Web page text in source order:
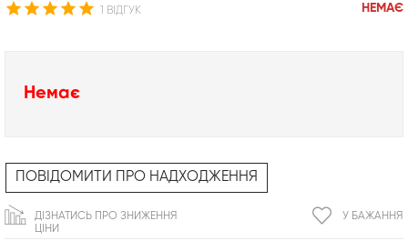
1 ВІДГУК НЕМАЄ
Немає
ПОВІДОМИТИ ПРО НАДХОДЖЕННЯ
У БАЖАННЯ
ДІЗНАТИСЬ ПРО ЗНИЖЕННЯ
ЦІНИ